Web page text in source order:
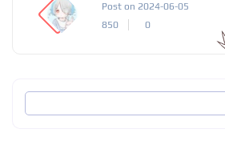
Post on 2024-06-05
850
0